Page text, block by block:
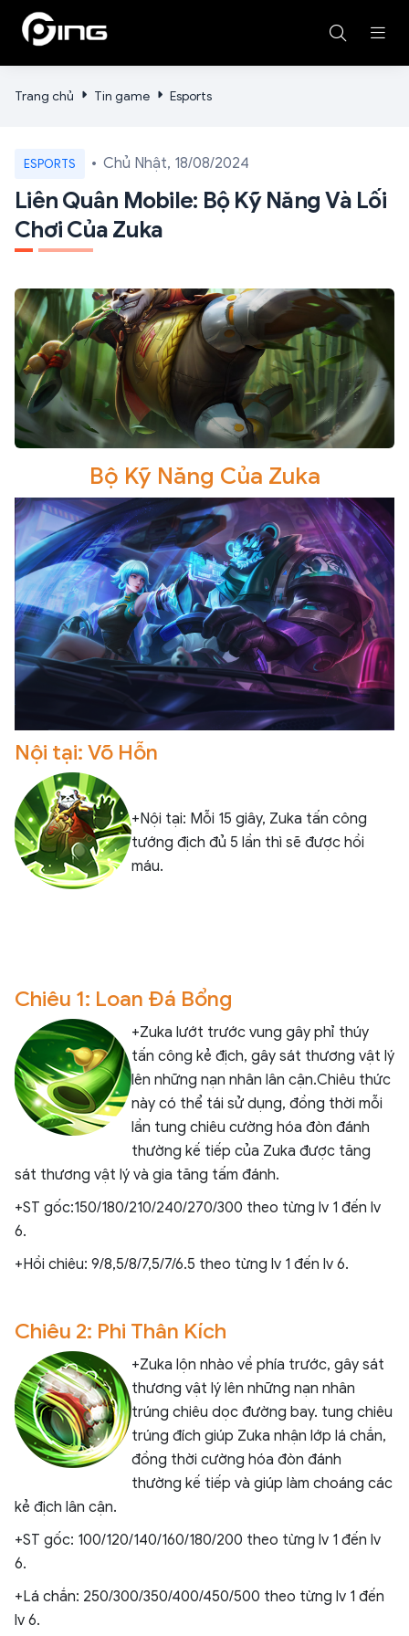
Trang chủ Tin game Esports
ESPORTS Chủ Nhật, 18/08/2024
Liên Quân Mobile: Bộ Kỹ Năng Và Lối
Chơi Của Zuka
Bộ Kỹ Năng Của Zuka
Nội tại: Võ Hỗn
+Nội tại: Mỗi 15 giây, Zuka tấn công
tướng địch đủ 5 lần thì sẽ được hồi
máu.
Chiêu 1: Loan Đá Bổng
+Zuka lướt trước vung gây phỉ thúy
tấn công kẻ địch, gây sát thương vật lý
lên những nạn nhân lân cận.Chiêu thức
này có thể tái sử dụng, đồng thời mỗi
lần tung chiêu cường hóa đòn đánh
thường kế tiếp của Zuka được tăng
sát thương vật lý và gia tăng tấm đánh.
+ST gốc:150/180/210/240/270/300 theo từng lv 1 đến lv
6.
+Hồi chiêu: 9/8,5/8/7,5/7/6.5 theo từng lv 1 đến lv 6.
Chiêu 2: Phi Thân Kích
+Zuka lộn nhào về phía trước, gây sát
thương vật lý lên những nạn nhân
trúng chiêu dọc đường bay. tung chiêu
trúng đích giúp Zuka nhận lớp lá chắn,
đồng thời cường hóa đòn đánh
thường kế tiếp và giúp làm choáng các
kẻ địch lân cận.
+ST gốc: 100/120/140/160/180/200 theo từng lv 1 đến lv
6.
+Lá chắn: 250/300/350/400/450/500 theo từng lv 1 đến
lv 6.